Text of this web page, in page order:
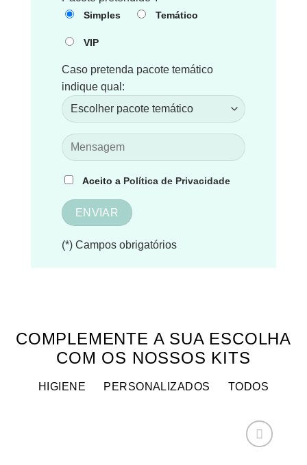
Simples Temático
VIP
Caso pretenda pacote temático
indique qual:
Aceito a Política de Privacidade
(*) Campos obrigatórios
COMPLEMENTE A SUA ESCOLHA
COM OS NOSSOS KITS
HIGIENE PERSONALIZADOS TODOS